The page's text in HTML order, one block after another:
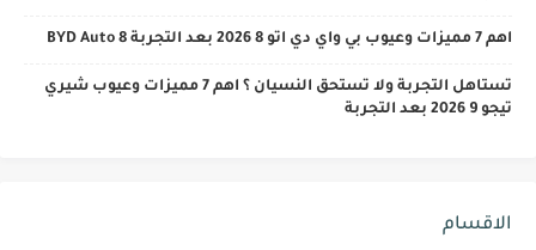
اهم 7 مميزات وعيوب بي واي دي اتو 8 2026 بعد التجربة BYD Auto 8
تستاهل التجربة ولا تستحق النسيان ؟ اهم 7 مميزات وعيوب شيري
تيجو 9 2026 بعد التجربة
الاقسام